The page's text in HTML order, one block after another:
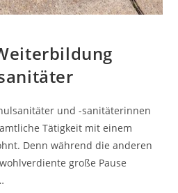
und -sanitäterinnen
Tätigkeit mit einem
Denn während die anderen
große Pause